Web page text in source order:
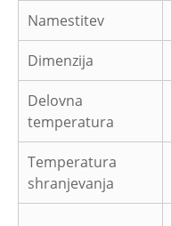
Namestitev
Dimenzija
Delovna
temperatura
Temperatura
shranjevanja